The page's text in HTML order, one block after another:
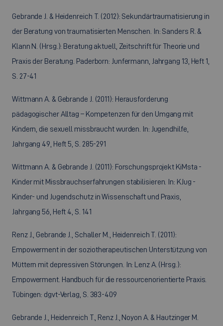
Gebrande J. & Heidenreich T. (2012): Sekundärtraumatisierung in
der Beratung von traumatisierten Menschen. In: Sanders R. &
Klann N. (Hrsg.): Beratung aktuell, Zeitschrift für Theorie und
Praxis der Beratung. Paderborn: Junfermann, Jahrgang 13, Heft 1,
S. 27-41
Wittmann A. & Gebrande J. (2011): Herausforderung
pädagogischer Alltag – Kompetenzen für den Umgang mit
Kindern, die sexuell missbraucht wurden. In: Jugendhilfe,
Jahrgang 49, Heft 5, S. 285-291
Wittmann A. & Gebrande J. (2011): Forschungsprojekt KiMsta -
Kinder mit Missbrauchserfahrungen stabilisieren. In: KJug -
Kinder- und Jugendschutz in Wissenschaft und Praxis,
Jahrgang 56, Heft 4, S. 141
Renz J., Gebrande J., Schaller M., Heidenreich T. (2011):
Empowerment in der soziotherapeutischen Unterstützung von
Müttern mit depressiven Störungen. In: Lenz A. (Hrsg.):
Empowerment. Handbuch für die ressourcenorientierte Praxis.
Tübingen: dgvt-Verlag, S. 383-409
Gebrande J., Heidenreich T., Renz J., Noyon A. & Hautzinger M.